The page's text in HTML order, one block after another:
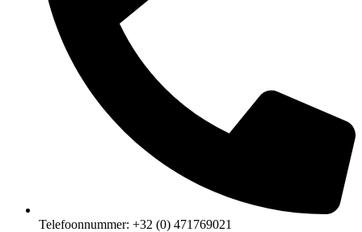
Telefoonnummer: +32 (0) 471769021